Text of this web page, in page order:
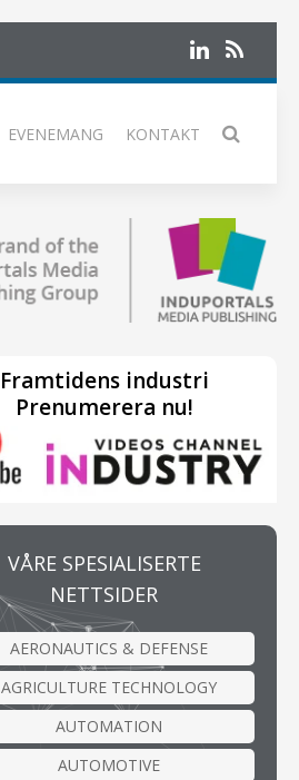
EVENEMANG KONTAKT
Framtidens industri
Prenumerera nu!
VÅRE SPESIALISERTE
NETTSIDER
AERONAUTICS & DEFENSE
AGRICULTURE TECHNOLOGY
AUTOMATION
AUTOMOTIVE